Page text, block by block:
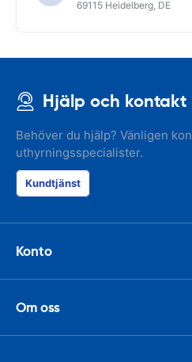
69115 Heidelberg, DE
Hjälp och kontakt
Behöver du hjälp? Vänligen
uthyrningsspecialister.
Kundtjänst
Konto
Om oss